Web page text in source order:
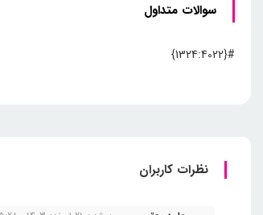
سوالات متداول
#{1324:4022}
نظرات کاربران